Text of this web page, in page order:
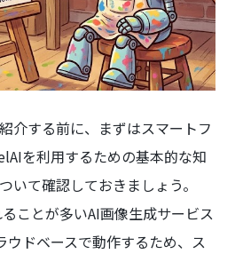
介する前に、まずはスマートフ
を利用するための基本的な知
いて確認しておきましょう。
ことが多いAI画像生成サービス
ドベースで動作するため、ス